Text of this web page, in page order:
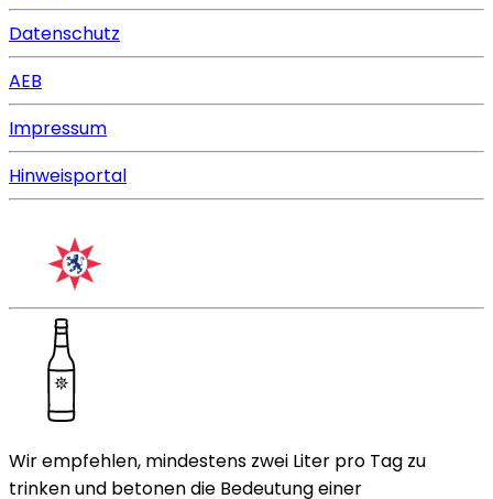
Datenschutz
AEB
Impressum
Hinweisportal
Wir empfehlen, mindestens zwei Liter pro Tag zu
trinken und betonen die Bedeutung einer